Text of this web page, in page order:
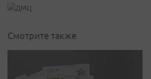
Смотрите также